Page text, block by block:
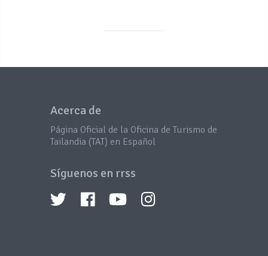
Acerca de
Página Oficial de la Oficina de Turismo de
Tailandia (TAT) en Español
Síguenos en rrss